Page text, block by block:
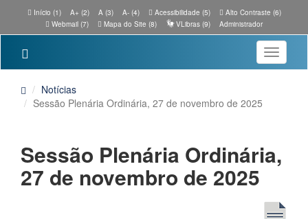
Início (1) A+ (2) A (3) A- (4) Acessibilidade (5)
Alto Contraste (6)
Webmail (7)
Mapa do Site (8) VLibras (9) Administrador
Toggle
Notícias
Sessão Plenária Ordinária, 27 de novembro de 2025
Sessão Plenária Ordinária,
27 de novembro de 2025